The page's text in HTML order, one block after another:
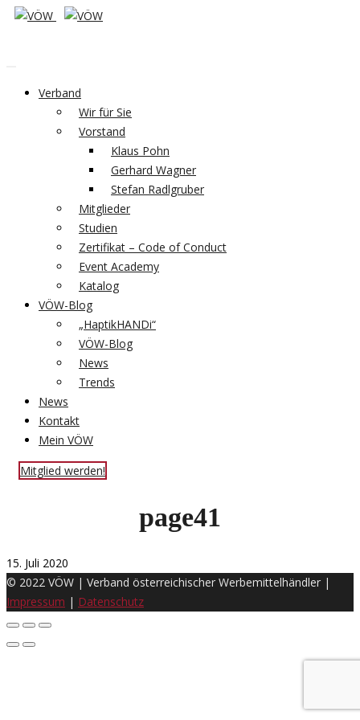
Verband
Wir für Sie
Vorstand
Klaus Pohn
Gerhard Wagner
Stefan Radlgruber
Mitglieder
Studien
Zertifikat – Code of Conduct
Event Academy
Katalog
VÖW-Blog
„HaptikHANDi“
VÖW-Blog
News
Trends
News
Kontakt
Mein VÖW
Mitglied werden!
page41
15. Juli 2020
© 2022 VÖW | Verband österreichischer Werbemittelhändler |
Impressum | Datenschutz